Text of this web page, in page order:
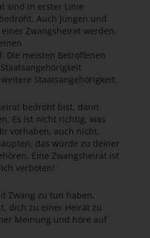
sind in erster Linie
Auch Jungen und
Zwangsheirat werden.
Die meisten Betroffenen
Staatsangehörigkeit.
bedroht bist, dann
Es ist nicht richtig, was
vorhaben, auch nicht,
das würde zu deiner
Eine Zwangsheirat ist
verboten!
Zwang zu tun haben.
dich zu einer Heirat zu
Meinung und höre auf